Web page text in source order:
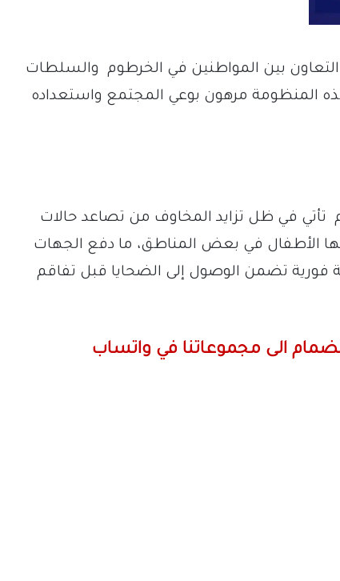
التعاون بين المواطنين في الخرطوم والسلطات
المنظومة مرهون بوعي المجتمع واستعداده
تأتي في ظل تزايد المخاوف من تصاعد حالات
لها الأطفال في بعض المناطق، ما دفع الجهات
فورية تضمن الوصول إلى الضحايا قبل تفاقم
الى مجموعاتنا في واتساب